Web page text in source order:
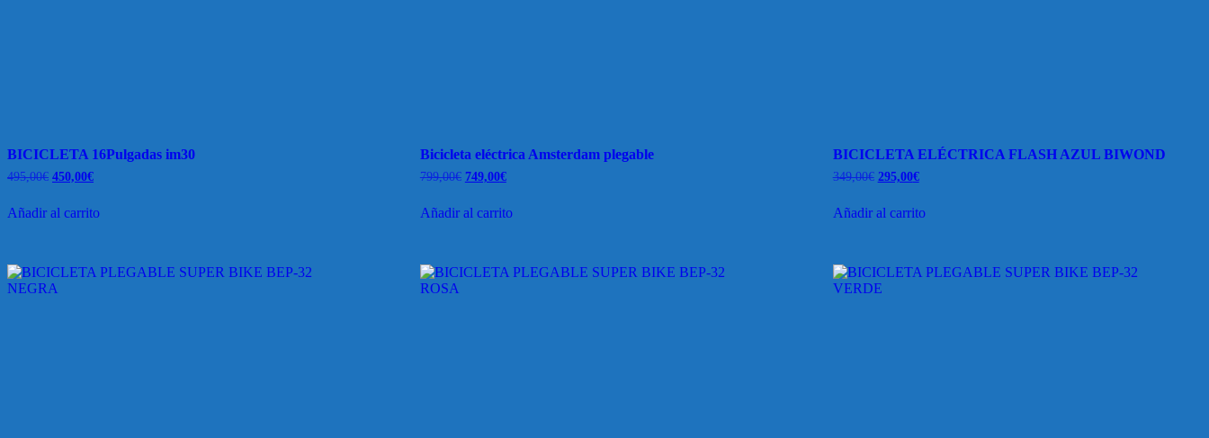
BICICLETA 16Pulgadas im30
495,00€ El
era:
450,00€El
es:
Añadir al carrito
Bicicleta eléctrica Amsterdam plegable
799,00€ El
era:
749,00€El
es:
Añadir al carrito
BICICLETA ELÉCTRICA FLASH AZUL BIWOND
349,00€ El
era:
295,00€El
es:
Añadir al carrito